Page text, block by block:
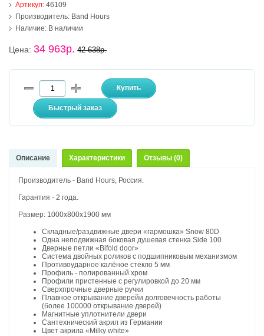
Артикул:46109
Производитель: Band Hours
Наличие: В наличии
Цена:34 963р. 42 638р.
Описание Характеристики Отзывы (0)
Производитель - Band Hours, Россия.
Гарантия - 2 года.
Размер: 1000х800х1900 мм
Складные/раздвижные двери «гармошка» Snow 80D
Одна неподвижная боковая душевая стенка Side 100
Дверные петли «Bifold door»
Система двойных роликов с подшипниковым механизмом
Противоударное калёное стекло 5 мм
Профиль - полированный хром
Профили пристенные с регулировкой до 20 мм
Сверхпрочные дверные ручки
Плавное открывание дверейи долговечность работы
(более 100000 открывание дверей)
Магнитные уплотнители двери
Сантехнический акрил из Германии
Цвет акрила «Milky white»